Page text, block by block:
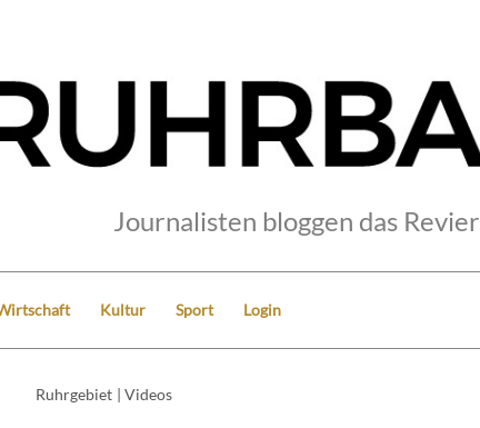
Journalisten bloggen das Revier
Kultur Sport Login
Ruhrgebiet | Videos